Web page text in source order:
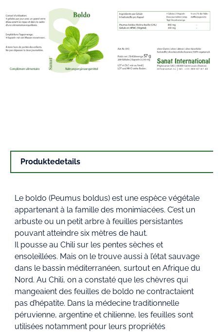
Produktedetails
Le boldo (Peumus boldus) est une espèce végétale
appartenant à la famille des monimiacées. C’est un
arbuste ou un petit arbre à feuilles persistantes
pouvant atteindre six mètres de haut.
Il pousse au Chili sur les pentes sèches et
ensoleillées. Mais on le trouve aussi à l’état sauvage
dans le bassin méditerranéen, surtout en Afrique du
Nord. Au Chili, on a constaté que les chèvres qui
mangeaient des feuilles de boldo ne contractaient
pas d’hépatite. Dans la médecine traditionnelle
péruvienne, argentine et chilienne, les feuilles sont
utilisées notamment pour leurs propriétés